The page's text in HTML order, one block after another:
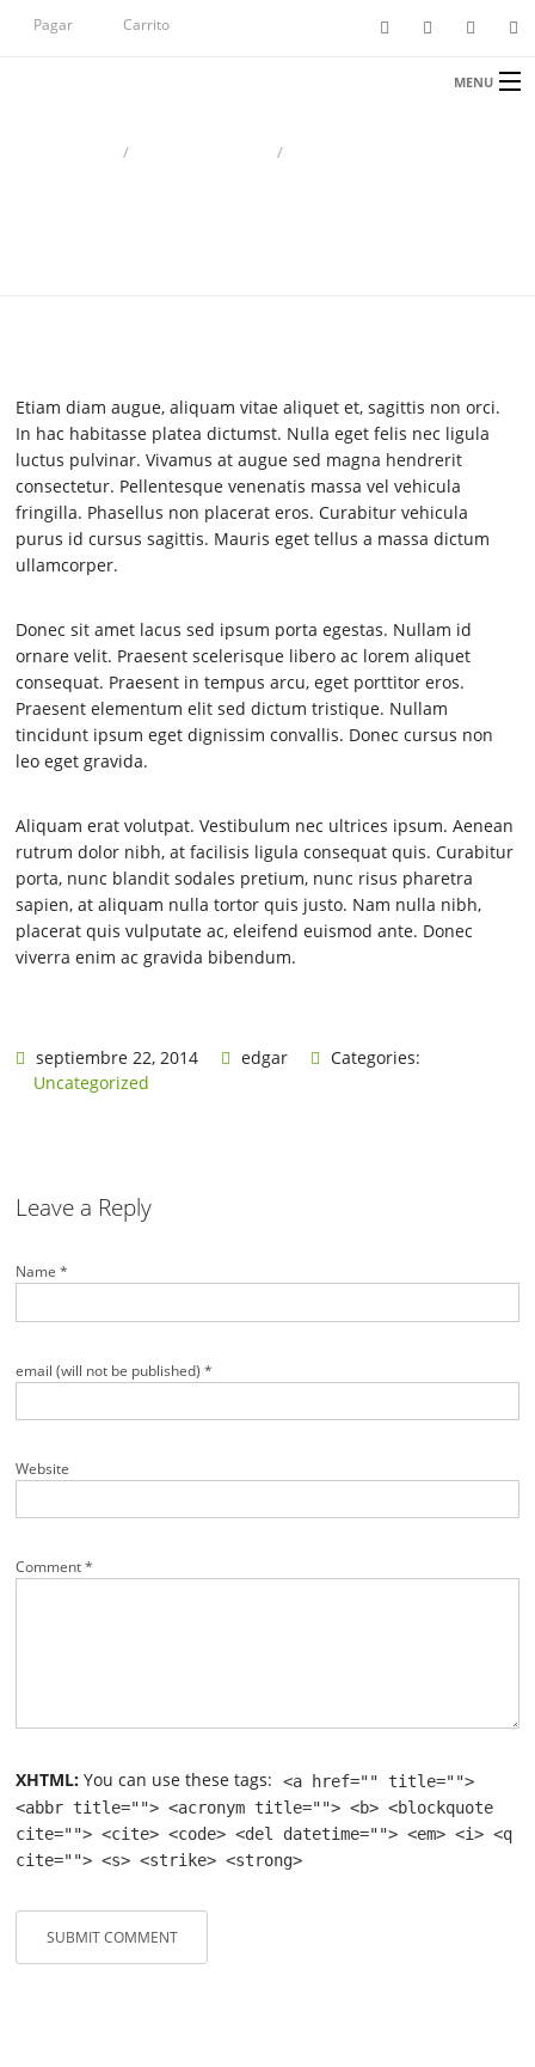
Pagar Carrito
MENU
Etiam diam augue, aliquam vitae aliquet et, sagittis non orci.
In hac habitasse platea dictumst. Nulla eget felis nec ligula
luctus pulvinar. Vivamus at augue sed magna hendrerit
consectetur. Pellentesque venenatis massa vel vehicula
fringilla. Phasellus non placerat eros. Curabitur vehicula
purus id cursus sagittis. Mauris eget tellus a massa dictum
ullamcorper.
Donec sit amet lacus sed ipsum porta egestas. Nullam id
ornare velit. Praesent scelerisque libero ac lorem aliquet
consequat. Praesent in tempus arcu, eget porttitor eros.
Praesent elementum elit sed dictum tristique. Nullam
tincidunt ipsum eget dignissim convallis. Donec cursus non
leo eget gravida.
Aliquam erat volutpat. Vestibulum nec ultrices ipsum. Aenean
rutrum dolor nibh, at facilisis ligula consequat quis. Curabitur
porta, nunc blandit sodales pretium, nunc risus pharetra
sapien, at aliquam nulla tortor quis justo. Nam nulla nibh,
placerat quis vulputate ac, eleifend euismod ante. Donec
viverra enim ac gravida bibendum.
septiembre 22, 2014 edgar
Categories:
Uncategorized
Leave a Reply
Name *
email (will not be published) *
Website
Comment *
XHTML: You can use these tags:
<a href="" title="">
<abbr title=""> <acronym title=""> <b> <blockquote
cite=""> <cite> <code> <del datetime=""> <em> <i> <q
cite=""> <s> <strike> <strong>